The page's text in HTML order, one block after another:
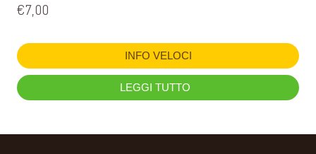
€7,00
INFO VELOCI
LEGGI TUTTO